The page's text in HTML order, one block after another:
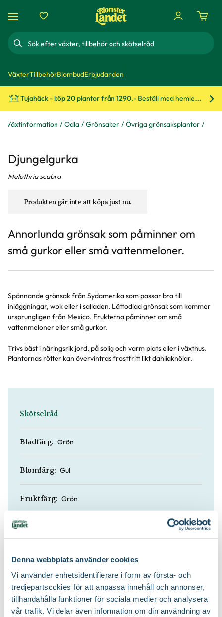
Denna webbplats använder cookies
Vi använder enhetsidentifierare i form av första- och
tredjepartscokies för att anpassa innehåll och annonser,
tillhandahålla funktioner för sociala medier och analysera
vår trafik. Vi delar även information om din användning av
Sök
VäxterTillbehörBlombudErbjudanden
Tujahäck - köp 20 plantor från 1290.- Beställ med hemleverans!
Växtinformation Odla Grönsaker Övriga grönsaksplantor
Djungelgurka
Melothria scabra
Produkten går inte att köpa just nu.
Annorlunda grönsak som påminner om
små gurkor eller små vattenmeloner.
Spännande grönsak från Sydamerika som passar bra till
inläggningar, wok eller i salladen. Lättodlad grönsak som kommer
ursprungligen från Mexico. Frukterna påminner om små
vattenmeloner eller små gurkor.
Trivs bäst i näringsrik jord, på solig och varm plats eller i växthus.
Plantornas rötter kan övervintras frostfritt likt dahliaknölar.
Skötselråd
Bladfärg: Grön
Blomfärg: Gul
Fruktfärg: Grön
Fruktköttsfärg:
Fruktsmak:
Maturing: Juli|MaturingAug
Växtsätt: Klättrande, Slingrande